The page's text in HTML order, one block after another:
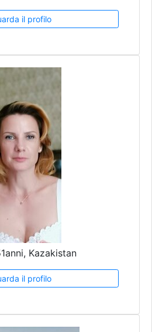
il profilo
Kazakistan
il profilo